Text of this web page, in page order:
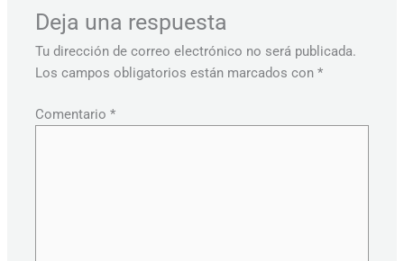
Deja una respuesta
Tu dirección de correo electrónico no será publicada.
Los campos obligatorios están marcados con*
Comentario*